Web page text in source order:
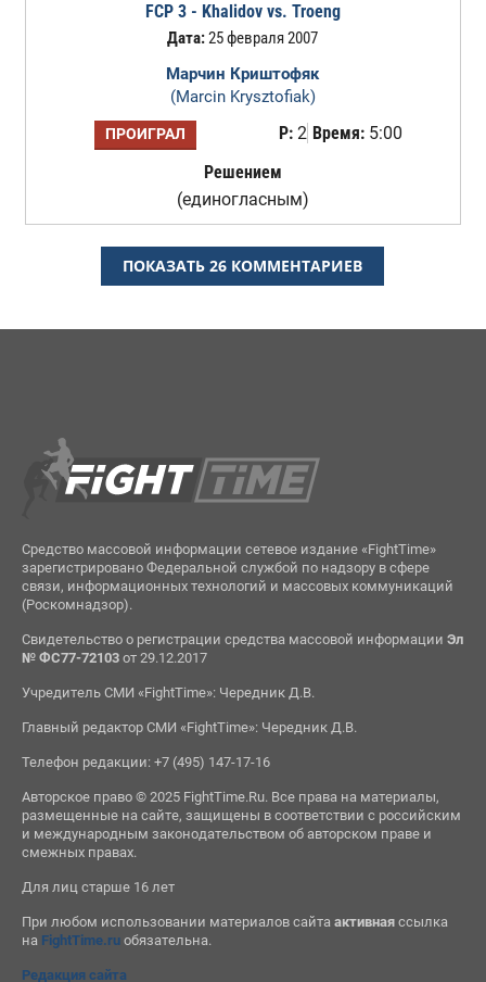
FCP 3 - Khalidov vs. Troeng
Дата:25 февраля 2007
Марчин Криштофяк
(Marcin Krysztofiak)
ПРОИГРАЛ Р:2 Время:5:00
Решением
(единогласным)
ПОКАЗАТЬ 26 КОММЕНТАРИЕВ
Средство массовой информации сетевое издание «FightTime»
зарегистрировано Федеральной службой по надзору в сфере
связи, информационных технологий и массовых коммуникаций
(Роскомнадзор).
Свидетельство о регистрации средства массовой информации Эл
№ ФС77-72103от 29.12.2017
Учредитель СМИ «FightTime»: Чередник Д.В.
Главный редактор СМИ «FightTime»: Чередник Д.В.
Телефон редакции: +7 (495) 147-17-16
Авторское право © 2025 FightTime.Ru. Все права на материалы,
размещенные на сайте, защищены в соответствии с российским
и международным законодательством об авторском праве и
смежных правах.
Для лиц старше 16 лет
При любом использовании материалов сайта активнаяссылка
на FightTime.ruобязательна.
Редакция сайта